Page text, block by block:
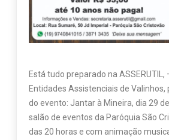
Está tudo preparado na ASSERUTIL,
Entidades Assistenciais de Valinhos,
do evento: Jantar à Mineira, dia 29
salão de eventos da Paróquia São
das 20 horas e com animação